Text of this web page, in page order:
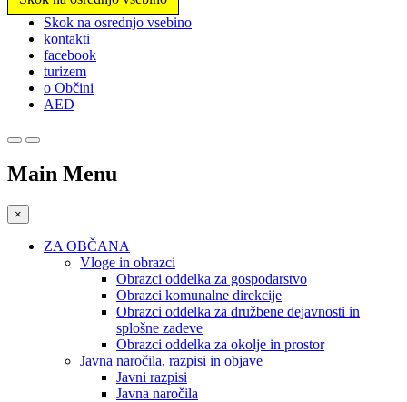
Prosimo,
upoštevajte:
spletno
mesto
vključuje
sistem
Skok na osrednjo vsebino
kontakti
facebook
turizem
o Občini
AED
Main Menu
×
ZA OBČANA
Vloge in obrazci
Obrazci oddelka za gospodarstvo
Obrazci komunalne direkcije
Obrazci oddelka za družbene dejavnosti in
splošne zadeve
Obrazci oddelka za okolje in prostor
Javna naročila, razpisi in objave
Javni razpisi
Javna naročila